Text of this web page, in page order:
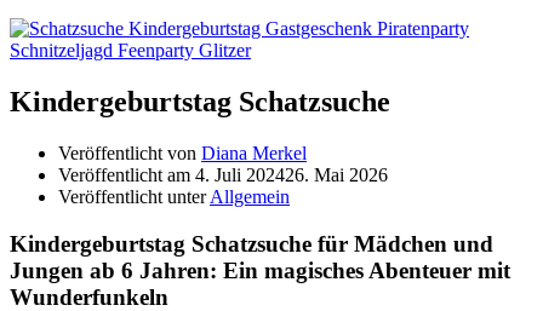
Kindergeburtstag Schatzsuche
Veröffentlicht von Diana Merkel
Veröffentlicht am 4. Juli 202426. Mai 2026
Veröffentlicht unterAllgemein
Kindergeburtstag Schatzsuche für Mädchen und
Jungen ab 6 Jahren: Ein magisches Abenteuer mit
Wunderfunkeln